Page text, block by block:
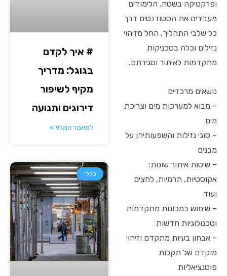
ופרקטיקה בשטח. הלימודים
מעבירים את הסטודנטים דרך
כל שלבי התהליך, החל מזיהוי
נזילים וכלה בטכניקות
מתקדמות לאיתור וסגירתם.
נושאים מרכזיים
– מבוא למערכות מים וצריכת
מים
– סוגי נזילות והשפעותיהן על
מבנים
– שיטות איתור שונות:
אקוסטיות, תרמיות, לחצים
ועוד
– שימוש במכונות מתקדמות
וטכנולוגיות חדשות
– אבחון בעיות מתקדם וזיהוי
מוקדם של תקלות
פוטנציאליות
# איך לקדם
בגוגל: מדריך
מקיף לשיפור
דירוגים ותנועה
למאמר המלא »
כללי